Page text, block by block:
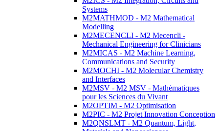
Systems
M2MATHMOD - M2 Mathematical
Modelling
M2MECENCLI - M2 Mecencli -
Mechanical Engineering for Clinicians
M2MICAS - M2 Machine Learning,
Communications and Security
M2MOCHI - M2 Molecular Chemistry
and Interfaces
M2MSV - M2 MSV - Mathématiques
pour les Sciences du Vivant
M2OPTIM - M2 Optimisation
M2PIC - M2 Projet Innovation Conception
M2QNSLMT - M2 Quantum, Light,